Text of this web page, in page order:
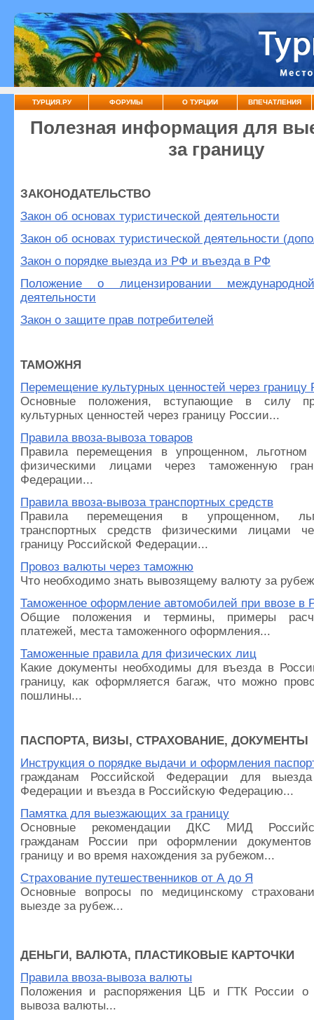
ТУРЦИЯ.РУ ФОРУМЫ О ТУРЦИИ ВПЕЧАТЛЕНИЯ
Полезная информация для
за границу
ЗАКОНОДАТЕЛЬСТВО
Закон об основах туристической деятельности
Закон об основах туристической деятельности
Закон о порядке выезда из РФ и въезда в РФ
Положение о лицензировании
деятельности
Закон о защите прав потребителей
ТАМОЖНЯ
Перемещение культурных ценностей через границу
Основные положения, вступающие в силу
культурных ценностей через границу России...
Правила ввоза-вывоза товаров
Правила перемещения в упрощенном, льготном
физическими лицами через таможенную
Федерации...
Правила ввоза-вывоза транспортных средств
Правила перемещения в упрощенном,
транспортных средств физическими лицами
границу Российской Федерации...
Провоз валюты через таможню
Что необходимо знать вывозящему валюту за
Таможенное оформление автомобилей при ввозе в
Общие положения и термины, примеры
платежей, места таможенного оформления...
Таможенные правила для физических лиц
Какие документы необходимы для въезда в
границу, как оформляется багаж, что можно
пошлины...
ПАСПОРТА, ВИЗЫ, СТРАХОВАНИЕ, ДОКУМЕНТЫ
Инструкция о порядке выдачи и оформления
гражданам Российской Федерации для
Федерации и въезда в Российскую Федерацию...
Памятка для выезжающих за границу
Основные рекомендации ДКС МИД
гражданам России при оформлении
границу и во время нахождения за рубежом...
Страхование путешественников от А до Я
Основные вопросы по медицинскому
выезде за рубеж...
ДЕНЬГИ, ВАЛЮТА, ПЛАСТИКОВЫЕ КАРТОЧКИ
Правила ввоза-вывоза валюты
Положения и распоряжения ЦБ и ГТК России о
вывоза валюты...